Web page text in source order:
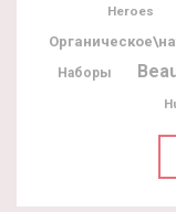
Heroes
Наборы